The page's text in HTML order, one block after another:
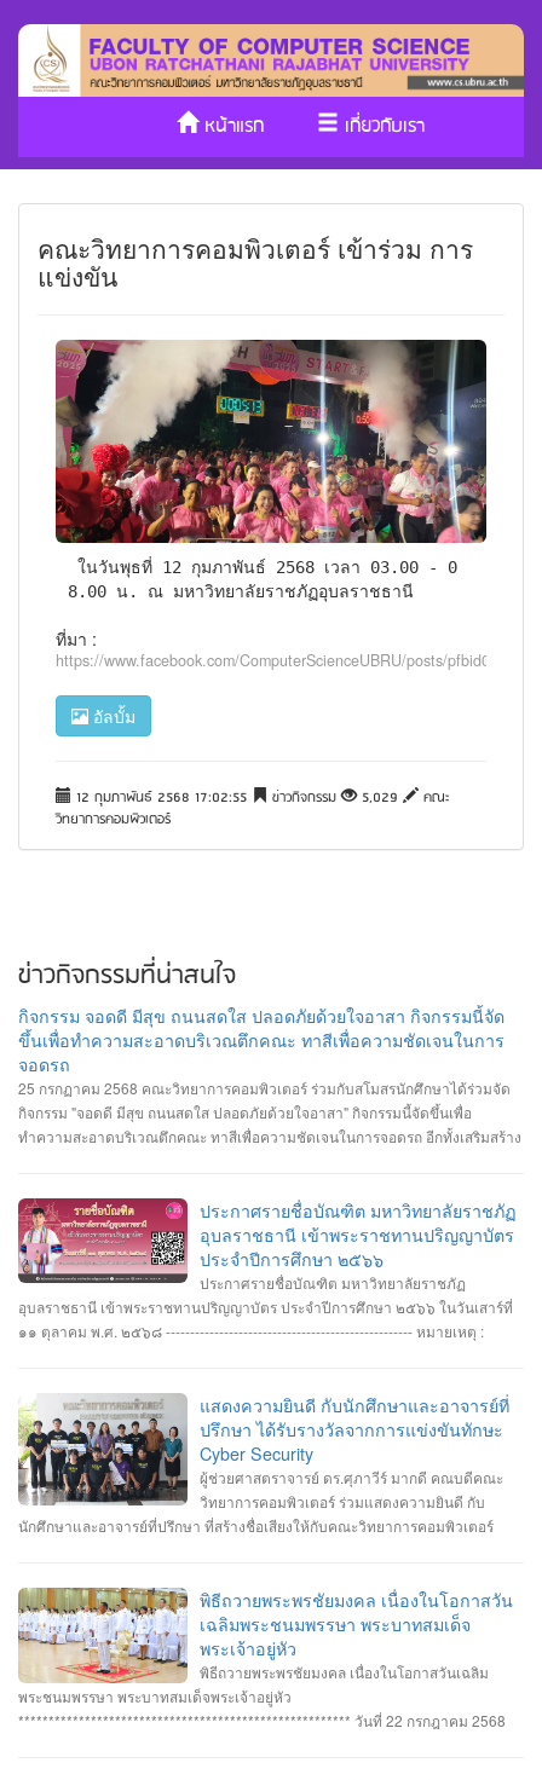
หน้าแรก
เกี่ยวกับเรา
ประกันคุณภาพ
วารสาร Cs
คณะวิทยาการคอมพิวเตอร์ เข้าร่วม การ
แข่งขัน
8.00 น. ณ มหาวิทยาลัยราชภัฏอุบลราชธานี
ที่มา :
https://www.facebook.com/ComputerScienceUBRU/posts/
อัลบั้ม
12 กุมภาพันธ์ 2568 17:02:55 ข่าวกิจกรรม 5,029
คณะ
วิทยาการคอมพิวเตอร์
ข่าวกิจกรรมที่น่าสนใจ
กิจกรรม จอดดี มีสุข ถนนสดใส ปลอดภัยด้วยใจอาสา กิจกรรมนี้จัด
ขึ้นเพื่อทำความสะอาดบริเวณตึกคณะ ทาสีเพื่อความชัดเจนในการ
จอดรถ
25 กรกฏาคม 2568 คณะวิทยาการคอมพิวเตอร์ ร่วมกับสโมสรนักศึกษาได้ร่วมจัด
กิจกรรม "จอดดี มีสุข ถนนสดใส ปลอดภัยด้วยใจอาสา" กิจกรรมนี้จัดขึ้นเพื่อ
ทำความสะอาดบริเวณตึกคณะ ทาสีเพื่อความชัดเจนในการจอดรถ อีกทั้งเสริมสร้าง
ประกาศรายชื่อบัณฑิต มหาวิทยาลัยราชภัฏ
อุบลราชธานี เข้าพระราชทานปริญญาบัตร
ประจำปีการศึกษา ๒๕๖๖
ประกาศรายชื่อบัณฑิต มหาวิทยาลัยราชภัฏ
อุบลราชธานี เข้าพระราชทานปริญญาบัตร ประจำปีการศึกษา ๒๕๖๖ ในวันเสาร์ที่
๑๑ ตุลาคม พ.ศ. ๒๕๖๘ --------------------------------------------------- หมายเหตุ :
แสดงความยินดี กับนักศึกษาและอาจารย์ที่
ปรึกษา ได้รับรางวัลจากการแข่งขันทักษะ
Cyber Security
ผู้ช่วยศาสตราจารย์ ดร.ศุภาวีร์ มากดี คณบดีคณะ
วิทยาการคอมพิวเตอร์ ร่วมแสดงความยินดี กับ
นักศึกษาและอาจารย์ที่ปรึกษา ที่สร้างชื่อเสียงให้กับคณะวิทยาการคอมพิวเตอร์
ปลอดภัยทางไซเบอร์ IT RERU CYBER HACKATHON#1 2025 ภายใต้โครงการ
“เปิดโลกวิชาการ 25 ปี มหาวิทยาลัยราชภัฏร้อยเอ็ด” วันที่ 7-8 กรกฎาคม 2568 รุ่น
Senior #รางวัลชนะเลิศ ทีม Don’t know Everything นายชัยวัฒน์ ชัยฤทธิ์ นาย
อาทิตย์ สายกนก นายสุริยา ขันทา ทำคะแนนได้สูงสุด 2260 คะแนน #รางวัลรอง
ชนะเลิศอันดับที่_1 ทีม MVP นายอัมรินทร์ จำปาหอม นายนวพงษ์ ธรรมสัตย์ นายวี
รพงษ์ โสระธิ ทำคะแนนได้ 1310 คะแนน #รางวัลรองชนะเลิศอันดับที่_2 ทีม
พิธีถวายพระพรชัยมงคล เนื่องในโอกาสวัน
เฉลิมพระชนมพรรษา พระบาทสมเด็จ
พระเจ้าอยู่หัว
พิธีถวายพระพรชัยมงคล เนื่องในโอกาสวันเฉลิม
พระชนมพรรษา พระบาทสมเด็จพระเจ้าอยู่หัว
******************************************************* วันที่ 22 กรกฎาคม 2568